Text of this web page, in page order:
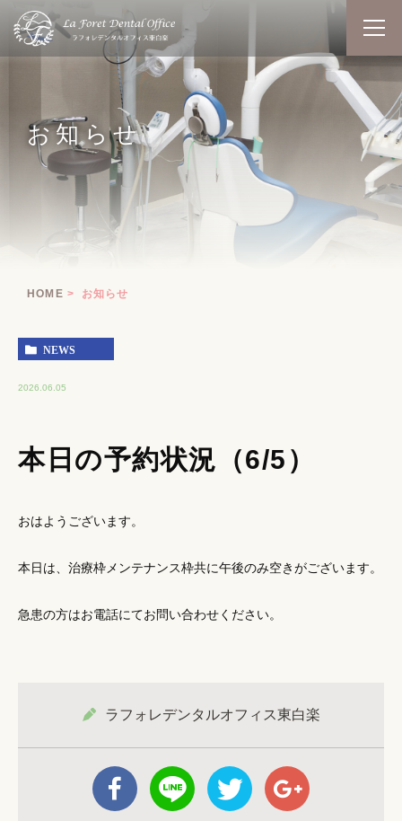
お知らせ
HOME お知らせ
NEWS
2026.06.05
本日の予約状況（6/5）
おはようございます。
本日は、治療枠メンテナンス枠共に午後のみ空きがございます。
急患の方はお電話にてお問い合わせください。
ラフォレデンタルオフィス東白楽